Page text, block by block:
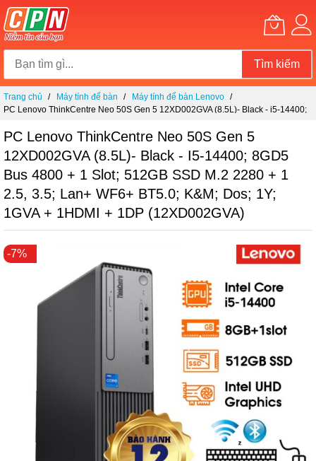
Tìm kiếm
Chuyển
đến
dung
Trang chủ Máy tính để bàn
Máy tính để bàn Lenovo
PC Lenovo ThinkCentre Neo 50S Gen 5 12XD002GVA (8.5L)- Black - i5-14400;
K&M; Dos; 1Y; 1GVA + 1HDMI + 1DP (12XD002GVA)
PC Lenovo ThinkCentre Neo 50S Gen 5
12XD002GVA (8.5L)- Black - I5-14400; 8GD5
Bus 4800 + 1 Slot; 512GB SSD M.2 2280 + 1
2.5, 3.5; Lan+ WF6+ BT5.0; K&M; Dos; 1Y;
1GVA + 1HDMI + 1DP (12XD002GVA)
Chuyển
đến
-7%